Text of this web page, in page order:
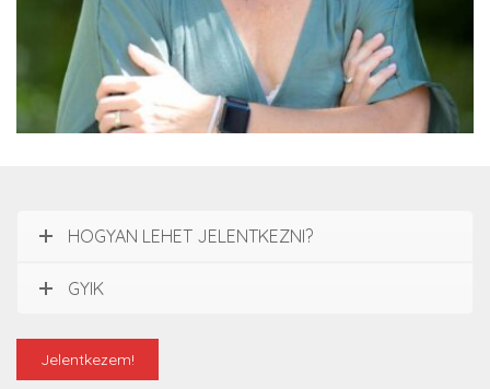
Braun Anna
HOGYAN LEHET JELENTKEZNI?
GYIK
Jelentkezem!